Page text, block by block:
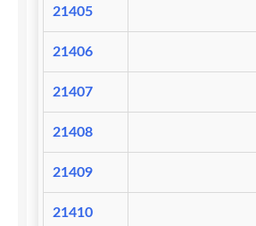
21405
21406
21407
21408
21409
21410